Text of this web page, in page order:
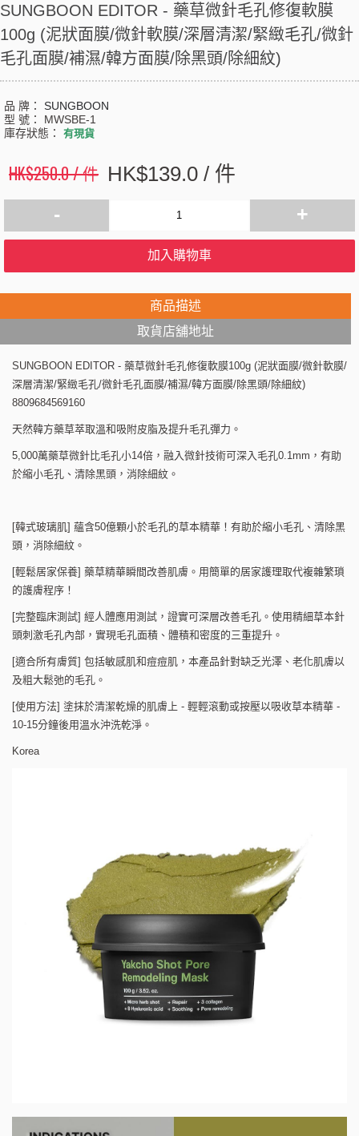
SUNGBOON EDITOR - 藥草微針毛孔修復軟膜
100g (泥狀面膜/微針軟膜/深層清潔/緊緻毛孔/微針
毛孔面膜/補濕/韓方面膜/除黑頭/除細紋)
品 牌： SUNGBOON
型 號： MWSBE-1
庫存狀態： 有現貨
HK$250.0 / 件 HK$139.0 / 件
- +
加入購物車
商品描述
取貨店舖地址
SUNGBOON EDITOR - 藥草微針毛孔修復軟膜100g (泥狀面膜/微針軟膜/
深層清潔/緊緻毛孔/微針毛孔面膜/補濕/韓方面膜/除黑頭/除細紋)
8809684569160
天然韓方藥草萃取溫和吸附皮脂及提升毛孔彈力。
5,000萬藥草微針比毛孔小14倍，融入微針技術可深入毛孔0.1mm，有助
於縮小毛孔、清除黑頭，消除細紋。
[韓式玻璃肌] 蘊含50億顆小於毛孔的草本精華！有助於縮小毛孔、清除黑
頭，消除細紋。
[輕鬆居家保養] 藥草精華瞬間改善肌膚。用簡單的居家護理取代複雜繁瑣
的護膚程序！
[完整臨床測試] 經人體應用測試，證實可深層改善毛孔。使用精細草本針
頭刺激毛孔內部，實現毛孔面積、體積和密度的三重提升。
[適合所有膚質] 包括敏感肌和痘痘肌，本產品針對缺乏光澤、老化肌膚以
及粗大鬆弛的毛孔。
[使用方法] 塗抹於清潔乾燥的肌膚上 - 輕輕滾動或按壓以吸收草本精華 -
10-15分鐘後用溫水沖洗乾淨。
Korea